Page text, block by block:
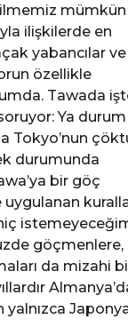
mümkün
ilişkilerde en
yabancılar ve
özellikle
Tawada
Ya durum
Tokyo’nun
durumunda
bir göç
göçmenlere,
da mizahi
yalnızca